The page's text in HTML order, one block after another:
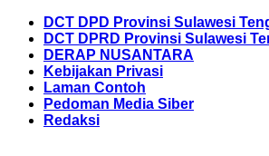
DCT DPD Provinsi Sulawesi
DCT DPRD Provinsi Sulawesi
DERAP NUSANTARA
Kebijakan Privasi
Laman Contoh
Pedoman Media Siber
Redaksi